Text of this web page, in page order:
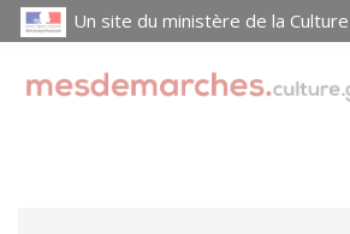
Un site du ministère de la Culture